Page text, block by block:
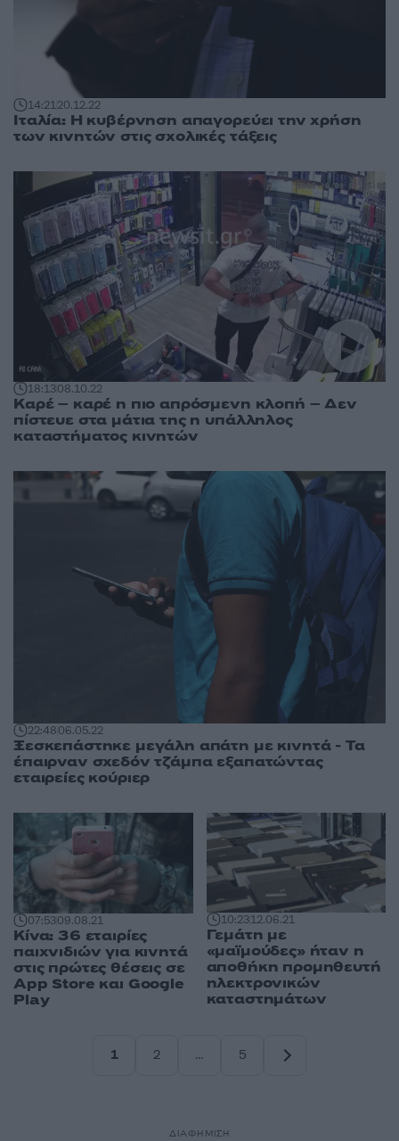
14:2120.12.22
Ιταλία: Η κυβέρνηση απαγορεύει την χρήση
των κινητών στις σχολικές τάξεις
18:1308.10.22
Καρέ – καρέ η πιο απρόσμενη κλοπή – Δεν
πίστευε στα μάτια της η υπάλληλος
καταστήματος κινητών
22:4806.05.22
Ξεσκεπάστηκε μεγάλη απάτη με κινητά - Τα
έπαιρναν σχεδόν τζάμπα εξαπατώντας
εταιρείες κούριερ
07:5309.08.21
Κίνα: 36 εταιρίες
παιχνιδιών για κινητά
στις πρώτες θέσεις σε
App Store και Google
Play
10:2312.06.21
Γεμάτη με
«μαϊμούδες» ήταν η
αποθήκη προμηθευτή
ηλεκτρονικών
καταστημάτων
1
2
…
5
ΔΙΑΦΗΜΙΣΗ